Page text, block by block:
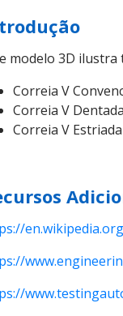
modelo 3D
Correia V
Correia V Dentada
Correia V Estriada